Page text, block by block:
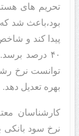
تحریم های
بود،باعث شد
پیدا کند و
۴۰ درصد
توانست نرخ
بهره تعدیل دهد.
کارشناسان
نرخ سود بانکی